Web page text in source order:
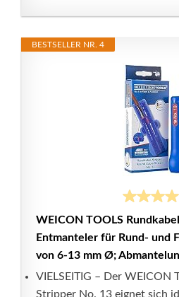
BESTSELLER NR. 4
WEICON TOOLS
Entmanteler für Rund- und
von 6-13 mm Ø;
VIELSEITIG – Der WEICON
Stripper No. 13 eignet sich